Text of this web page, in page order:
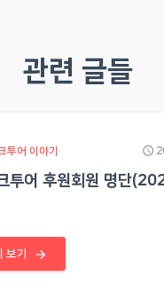
관련 글들
투어 이야기 schedule
투어 후원회원 명단
보기 arrow_forward